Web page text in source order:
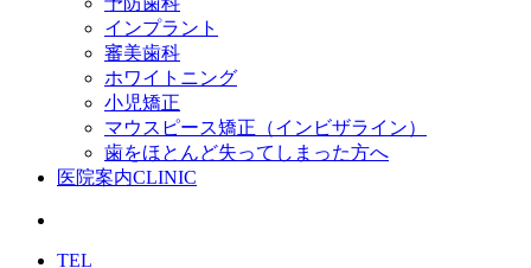
インプラント
審美歯科
ホワイトニング
小児矯正
マウスピース矯正 （インビザライン）
歯をほとんど失ってしまった方へ
医院案内CLINIC
TEL